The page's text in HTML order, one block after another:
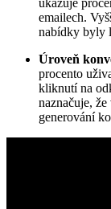
ukazuje
emailech.
nabídky byly
Úroveň
procento
kliknutí na
naznačuje,
generování